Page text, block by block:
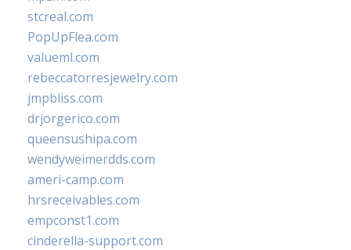
stcreal.com
PopUpFlea.com
valueml.com
rebeccatorresjewelry.com
jmpbliss.com
drjorgerico.com
queensushipa.com
wendyweimerdds.com
ameri-camp.com
hrsreceivables.com
empconst1.com
cinderella-support.com